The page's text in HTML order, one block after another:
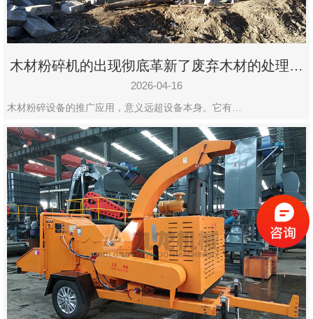
木材粉碎机的出现彻底革新了废弃木材的处理模
式
2026-04-16
木材粉碎设备的推广应用，意义远超设备本身。它有…